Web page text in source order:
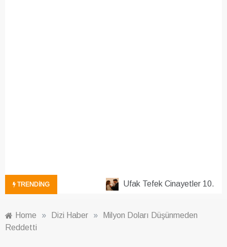
TRENDING Ufak Tefek Cinayetler 10.
Home » Dizi Haber »
Milyon Doları Düşünmeden
Reddetti